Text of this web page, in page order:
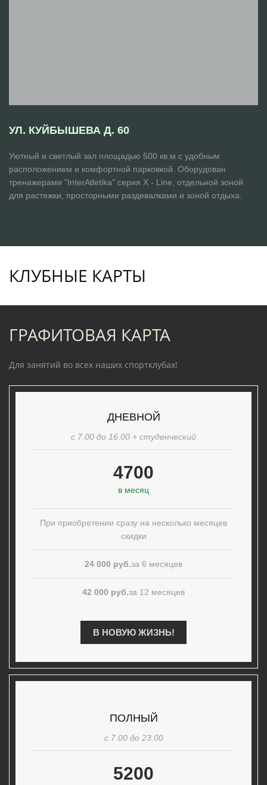
УЛ. КУЙБЫШЕВА Д. 60
Уютный и светлый зал площадью 500 кв.м с удобным
расположением и комфортной парковкой. Оборудован
тренажерами "InterAtletika" серия Х - Line, отдельной зоной
для растяжки, просторными раздевалками и зоной отдыха.
КЛУБНЫЕ КАРТЫ
ГРАФИТОВАЯ КАРТА
Для занятий во всех наших спортклубах!
ДНЕВНОЙ
с 7.00 до 16.00 + студенческий
4700
в месяц
При приобретении сразу на несколько месяцев
скидки
24 000 руб.за 6 месяцев
42 000 руб.за 12 месяцев
В НОВУЮ ЖИЗНЬ!
ПОЛНЫЙ
с 7.00 до 23.00
5200